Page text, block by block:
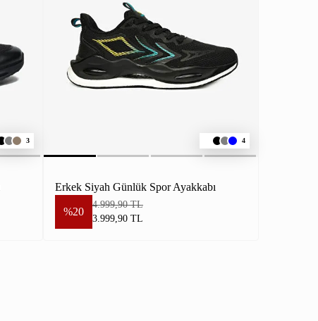
3 4
Erkek Siyah Günlük Spor Ayakkabı
%20
4.999,90 TL
3.999,90 TL